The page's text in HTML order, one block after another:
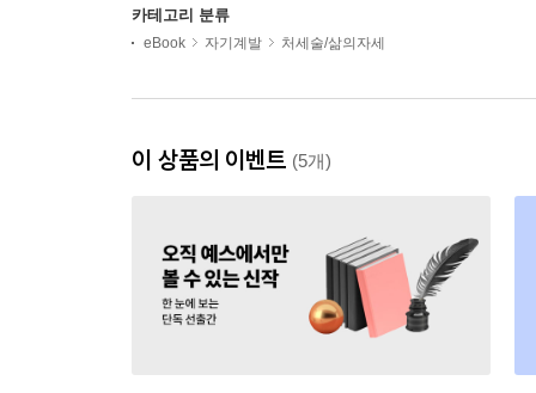
카테고리 분류
eBook 자기계발 처세술/삶의자세
이 상품의 이벤트 (5개)